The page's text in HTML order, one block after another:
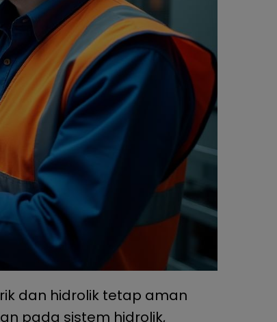
dan hidrolik tetap aman
pada sistem hidrolik,